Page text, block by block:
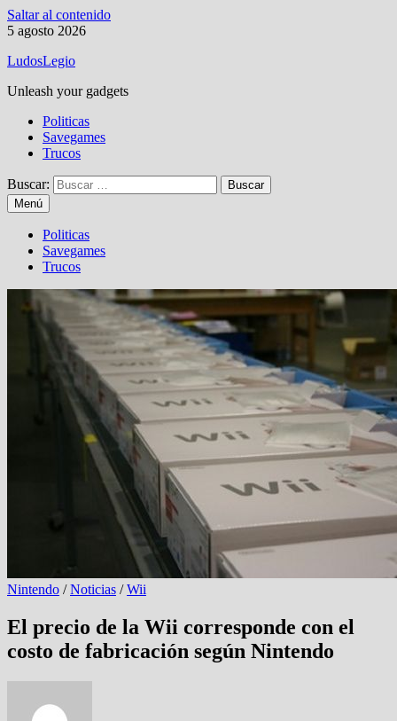
Saltar al contenido
5 agosto 2026
LudosLegio
Unleash your gadgets
Politicas
Savegames
Trucos
Buscar:
Menú
Politicas
Savegames
Trucos
Nintendo /Noticias /Wii
El precio de la Wii corresponde con el
costo de fabricación según Nintendo